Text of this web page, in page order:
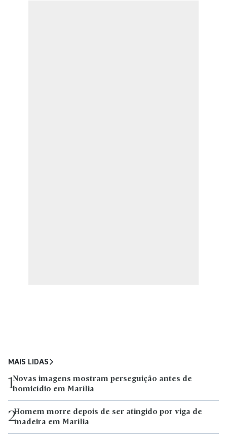
MAIS LIDAS
1Novas imagens mostram perseguição antes de
homicídio em Marília
2Homem morre depois de ser atingido por viga de
madeira em Marília